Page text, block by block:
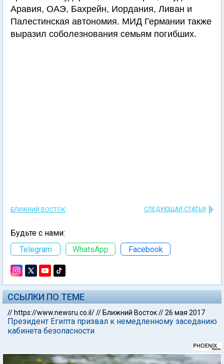
Аравия, ОАЭ, Бахрейн, Иордания, Ливан и
Палестинская автономия. МИД Германии также
выразил соболезнования семьям погибших.
БЛИЖНИЙ ВОСТОК СЛЕДУЮЩАЯ СТАТЬЯ
Будьте с нами:
Telegram
WhatsApp Facebook
ССЫЛКИ ПО ТЕМЕ
// https://www.newsru.co.il/// Ближний Восток//26 мая 2017
Президент Египта призвал к немедленному заседанию
кабинета безопасности